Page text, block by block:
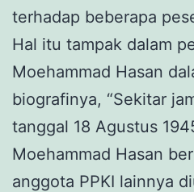
terhadap beberapa
Hal itu tampak dalam
Moehammad Hasan
biografinya, “Sekitar
tanggal 18 Agustus
Moehammad Hasan
anggota PPKI lainnya